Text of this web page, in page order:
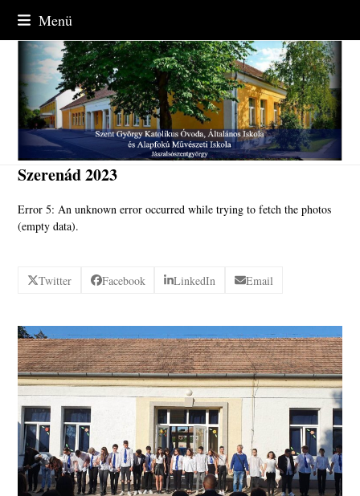
content
Menü
Szerenád 2023
Error 5: An unknown error occurred while trying to fetch the photos
(empty data).
Twitter Facebook LinkedIn Email